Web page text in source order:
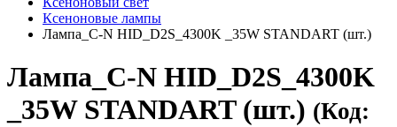
Ксеноновые лампы
Лампа_C-N HID_D2S_4300K _35W STANDART (шт.)
Лампа_C-N HID_D2S_4300K
_35W STANDART (шт.) (Код: